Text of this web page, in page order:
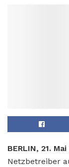
BERLIN, 21. Mai
Netzbetreiber